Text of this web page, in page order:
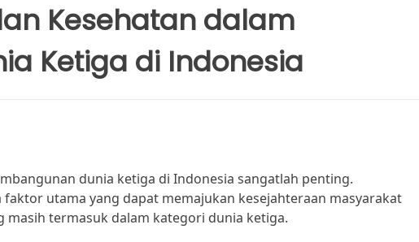
Kesehatan dalam
Ketiga di Indonesia
dunia ketiga di Indonesia sangatlah penting.
utama yang dapat memajukan kesejahteraan masyarakat
termasuk dalam kategori dunia ketiga.